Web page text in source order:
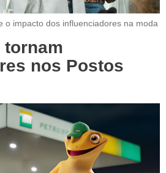
o impacto dos influenciadores na moda
tornam
nos Postos